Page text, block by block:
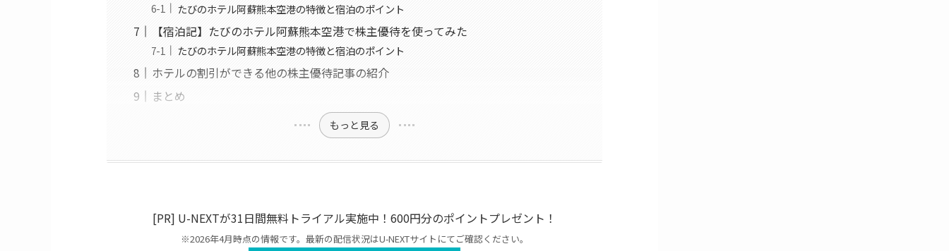
たびのホテル阿蘇熊本空港の特徴と宿泊のポイント
【宿泊記】たびのホテル阿蘇熊本空港で株主優待を使ってみた
たびのホテル阿蘇熊本空港の特徴と宿泊のポイント
ホテルの割引ができる他の株主優待記事の紹介
まとめ
もっと見る
[PR] U-NEXTが31日間無料トライアル実施中！600円分のポイントプレゼント！
※2026年4月時点の情報です。最新の配信状況はU-NEXTサイトにてご確認ください。